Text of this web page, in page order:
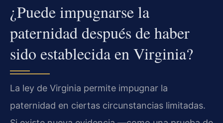
¿Puede impugnarse la
paternidad después de haber
sido establecida en Virginia?
La ley de Virginia permite impugnar la
paternidad en ciertas circunstancias limitadas.